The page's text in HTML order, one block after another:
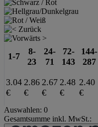
1-7
8-
23
24-
71
72-
143
144-
287
3.04
€
2.86
€
2.67
€
2.48
€
2.40
€
Auswahlen: 0
Gesamtsumme inkl. MwSt.: